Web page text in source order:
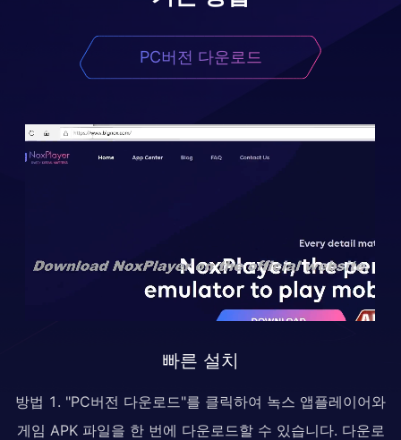
PC버전 다운로드
빠른 설치
방법 1. "PC버전 다운로드"를 클릭하여 녹스 앱플레이어와
게임 APK 파일을 한 번에 다운로드할 수 있습니다. 다운로